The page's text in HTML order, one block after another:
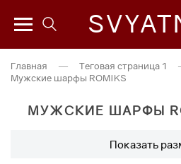
Главная — Теговая страница 1
Мужские шарфы ROMIKS
МУЖСКИЕ ШАРФЫ
Показать